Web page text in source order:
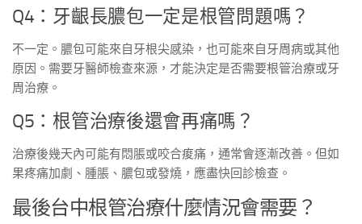
Q4：牙齦長膿包一定是根管問題嗎？
不一定。膿包可能來自牙根尖感染，也可能來自牙周病或其他
原因。需要牙醫師檢查來源，才能決定是否需要根管治療或牙
周治療。
Q5：根管治療後還會再痛嗎？
治療後幾天內可能有悶脹或咬合痠痛，通常會逐漸改善。但如
果疼痛加劇、腫脹、膿包或發燒，應盡快回診檢查。
最後台中根管治療什麼情況會需要？